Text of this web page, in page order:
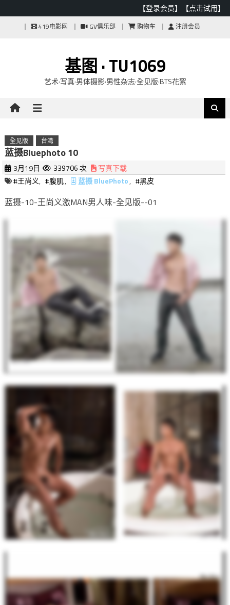
【登录会员】 【点击试用】
419电影网 GV俱乐部 购物车 注册会员
基图 · TU1069
艺术·写真·男体摄影·男性杂志·全见版·BTS花絮
全见版 台湾
蓝摄Bluephoto 10
3月19日 339706 次
写真下载
#王尚义, #腹肌, 蓝摄 BluePhoto, #黑皮
蓝摄-10-王尚义激MAN男人味-全见版--01